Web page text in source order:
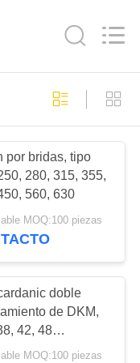
183
184
por bridas, tipo
280, 315, 355,
560, 630
MOQ:100 piezas
doble
de DKM,
42, 48
MOQ:100 piezas